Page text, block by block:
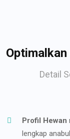
Optimalkan
Detail
Profil Hewan
lengkap